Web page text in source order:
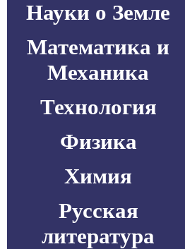
Науки о Земле
Математика и
Механика
Технология
Физика
Химия
Русская
литература